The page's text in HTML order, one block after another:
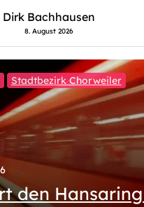
Dirk Bachhausen
8. August 2026
Stadtbezirk Chorweiler
den